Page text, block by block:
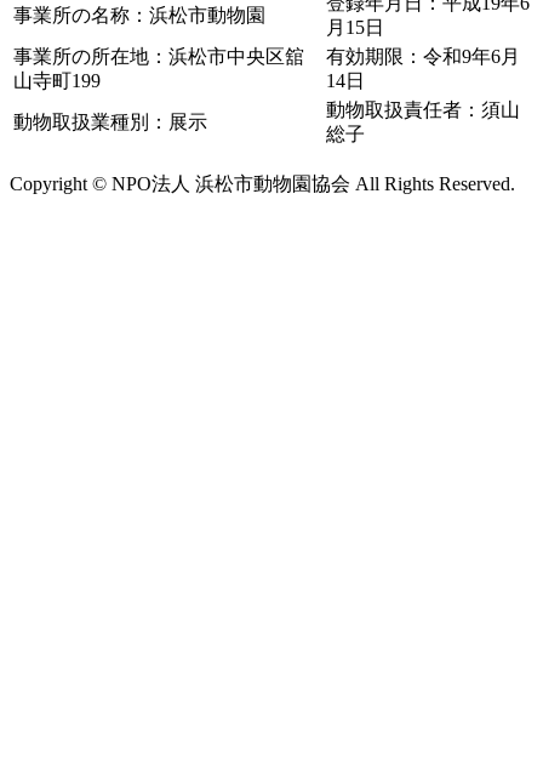
事業所の名称：浜松市動物園
月15日
事業所の所在地：浜松市中央区舘
山寺町199
有効期限：令和9年6月
14日
動物取扱業種別：展示
動物取扱責任者：須山
総子
Copyright © NPO法人 浜松市動物園協会 All Rights Reserved.